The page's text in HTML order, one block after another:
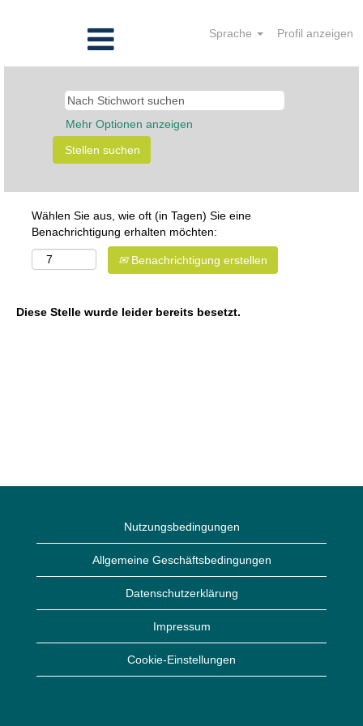
Sprache Profil anzeigen
Mehr Optionen anzeigen
Wählen Sie aus, wie oft (in Tagen) Sie eine
Benachrichtigung erhalten möchten:
Benachrichtigung erstellen
Diese Stelle wurde leider bereits besetzt.
Nutzungsbedingungen
Allgemeine Geschäftsbedingungen
Datenschutzerklärung
Impressum
Cookie-Einstellungen